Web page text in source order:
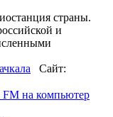
страны.
и
Сайт:
FM на компьютер